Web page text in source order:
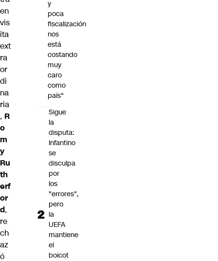
en
vis
ita
ext
ra
or
di
na
ria
, R
o
m
y
Ru
th
erf
or
d,
re
ch
az
ó
y
poca
fiscalización
nos
está
costando
muy
caro
como
país"
Sigue
la
disputa:
Infantino
se
disculpa
por
los
"errores",
pero
la
UEFA
mantiene
el
boicot